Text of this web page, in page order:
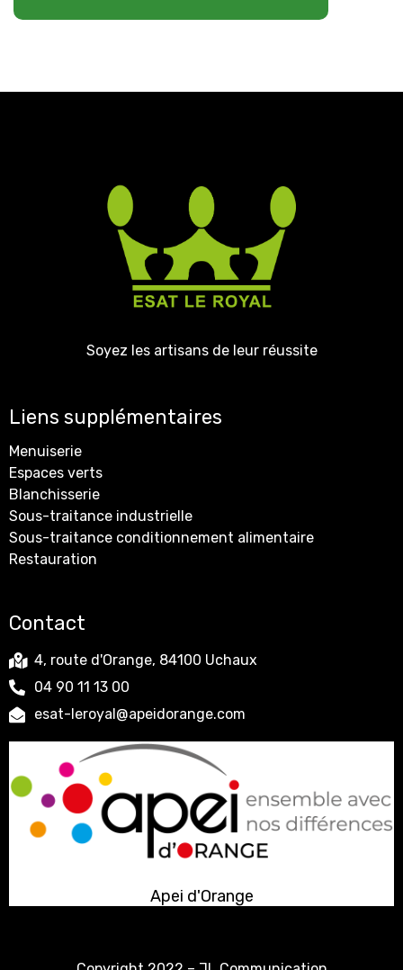
Soyez les artisans de leur réussite
Liens supplémentaires
Menuiserie
Espaces verts
Blanchisserie
Sous-traitance industrielle
Sous-traitance conditionnement alimentaire
Restauration
Contact
4, route d'Orange, 84100 Uchaux
04 90 11 13 00
esat-leroyal@apeidorange.com
Apei d'Orange